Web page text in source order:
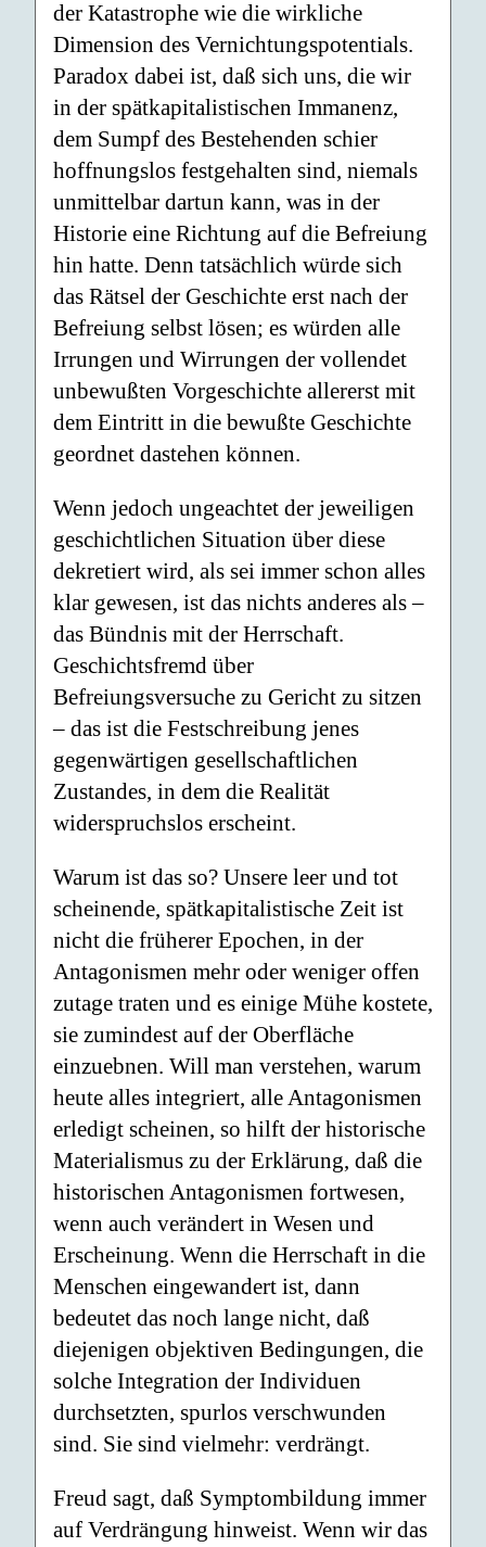
der Katastrophe wie die wirkliche
Dimension des Vernichtungspotentials.
Paradox dabei ist, daß sich uns, die wir
in der spätkapitalistischen Immanenz,
dem Sumpf des Bestehenden schier
hoffnungslos festgehalten sind, niemals
unmittelbar dartun kann, was in der
Historie eine Richtung auf die Befreiung
hin hatte. Denn tatsächlich würde sich
das Rätsel der Geschichte erst nach der
Befreiung selbst lösen; es würden alle
Irrungen und Wirrungen der vollendet
unbewußten Vorgeschichte allererst mit
dem Eintritt in die bewußte Geschichte
geordnet dastehen können.
Wenn jedoch ungeachtet der jeweiligen
geschichtlichen Situation über diese
dekretiert wird, als sei immer schon alles
klar gewesen, ist das nichts anderes als –
das Bündnis mit der Herrschaft.
Geschichtsfremd über
Befreiungsversuche zu Gericht zu sitzen
– das ist die Festschreibung jenes
gegenwärtigen gesellschaftlichen
Zustandes, in dem die Realität
widerspruchslos erscheint.
Warum ist das so? Unsere leer und tot
scheinende, spätkapitalistische Zeit ist
nicht die früherer Epochen, in der
Antagonismen mehr oder weniger offen
zutage traten und es einige Mühe kostete,
sie zumindest auf der Oberfläche
einzuebnen. Will man verstehen, warum
heute alles integriert, alle Antagonismen
erledigt scheinen, so hilft der historische
Materialismus zu der Erklärung, daß die
historischen Antagonismen fortwesen,
wenn auch verändert in Wesen und
Erscheinung. Wenn die Herrschaft in die
Menschen eingewandert ist, dann
bedeutet das noch lange nicht, daß
diejenigen objektiven Bedingungen, die
solche Integration der Individuen
durchsetzten, spurlos verschwunden
sind. Sie sind vielmehr: verdrängt.
Freud sagt, daß Symptombildung immer
auf Verdrängung hinweist. Wenn wir das